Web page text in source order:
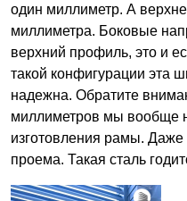
один миллиметр. А
миллиметра. Боковые
верхний профиль, это и
такой конфигурации эта
надежна. Обратите
миллиметров мы вообще
изготовления рамы.
проема. Такая сталь